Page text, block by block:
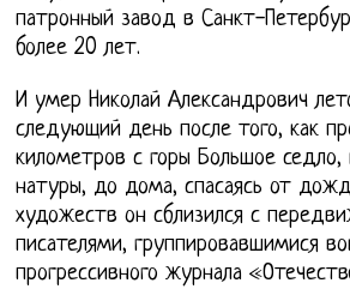
патронный завод в Санкт-
более 20 лет.
И умер Николай Александрович
следующий день после того, как
километров с горы Большое седло,
натуры, до дома, спасаясь от
художеств он сблизился с
писателями, группировавшимися
прогрессивного журнала